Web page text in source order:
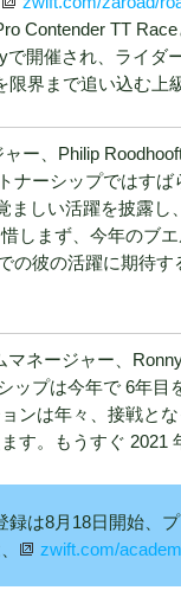
Contender TT
で開催され、ライ
界まで追い込む上
ー、Philip
ナーシップではす
ましい活躍を披露
しまず、今年のブ
の彼の活躍に期待
ネージャー、
ップは今年で 6年
ンは年々、接戦と
す。もうすぐ 2021
は8月18日開始、
zwift.com/